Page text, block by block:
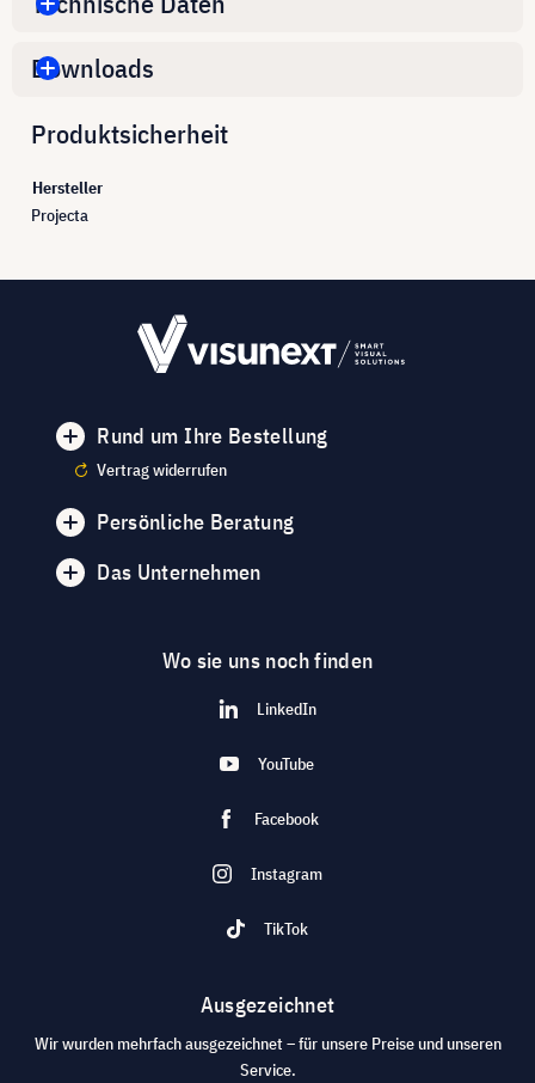
Downloads
Produktsicherheit
Hersteller
Projecta
Rund um Ihre Bestellung
Vertrag widerrufen
Persönliche Beratung
Das Unternehmen
Wo sie uns noch finden
LinkedIn
YouTube
Facebook
Instagram
TikTok
Ausgezeichnet
Wir wurden mehrfach ausgezeichnet – für unsere Preise und unseren
Service.